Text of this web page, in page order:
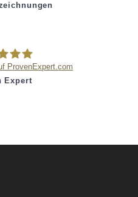
ProvenExpert.com
Expert